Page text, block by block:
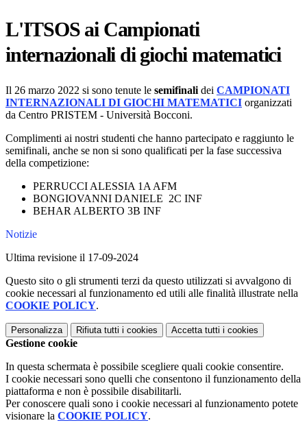
L'ITSOS ai Campionati
internazionali di giochi matematici
Il 26 marzo 2022 si sono tenute le semifinali dei CAMPIONATI
INTERNAZIONALI DI GIOCHI MATEMATICI organizzati
da Centro PRISTEM - Università Bocconi.
Complimenti ai nostri studenti che hanno partecipato e raggiunto le
semifinali, anche se non si sono qualificati per la fase successiva
della competizione:
PERRUCCI ALESSIA 1A AFM
BONGIOVANNI DANIELE 2C INF
BEHAR ALBERTO 3B INF
Notizie
Ultima revisione il 17-09-2024
Questo sito o gli strumenti terzi da questo utilizzati si avvalgono di
cookie necessari al funzionamento ed utili alle finalità illustrate nella
COOKIE POLICY.
Personalizza Rifiuta tutti i cookies Accetta tutti i cookies
Gestione cookie
In questa schermata è possibile scegliere quali cookie consentire.
I cookie necessari sono quelli che consentono il funzionamento della
piattaforma e non è possibile disabilitarli.
Per conoscere quali sono i cookie necessari al funzionamento potete
visionare la COOKIE POLICY.